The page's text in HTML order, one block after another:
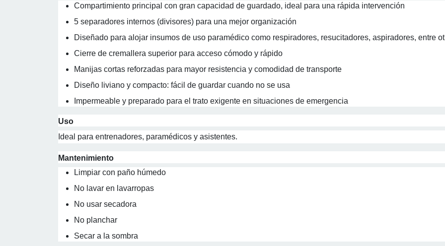
Compartimiento principal con gran capacidad de guardado, ideal para una rápida intervención
5 separadores internos (divisores) para una mejor organización
Diseñado para alojar insumos de uso paramédico como respiradores, resucitadores, aspiradores, entre
Cierre de cremallera superior para acceso cómodo y rápido
Manijas cortas reforzadas para mayor resistencia y comodidad de transporte
Diseño liviano y compacto: fácil de guardar cuando no se usa
Impermeable y preparado para el trato exigente en situaciones de emergencia
Uso
Ideal para entrenadores, paramédicos y asistentes.
Mantenimiento
Limpiar con paño húmedo
No lavar en lavarropas
No usar secadora
No planchar
Secar a la sombra